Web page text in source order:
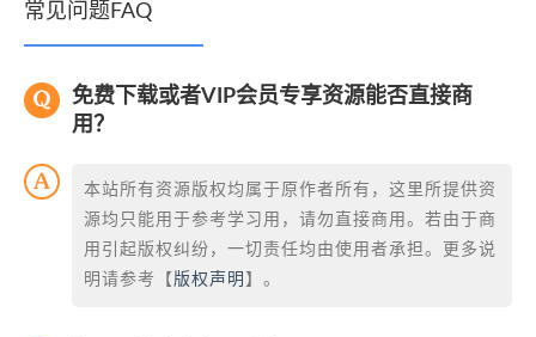
常见问题FAQ
免费下载或者VIP会员专享资源能否直接商
用？
本站所有资源版权均属于原作者所有，这里所提供资
源均只能用于参考学习用，请勿直接商用。若由于商
用引起版权纠纷，一切责任均由使用者承担。更多说
明请参考【 版权声明 】。